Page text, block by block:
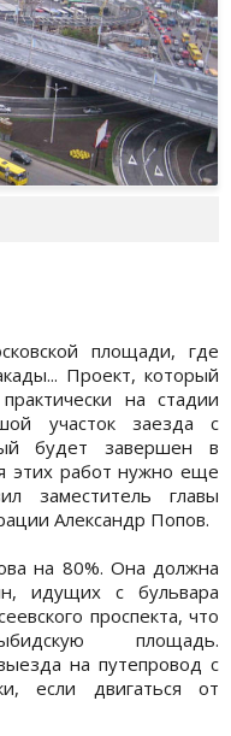
площади, где
Проект, который
на стадии
участок заезда с
будет завершен в
этих работ нужно еще
заместитель главы
Александр Попов.
на 80%. Она должна
идущих с бульвара
проспекта, что
площадь.
на путепровод с
если двигаться от